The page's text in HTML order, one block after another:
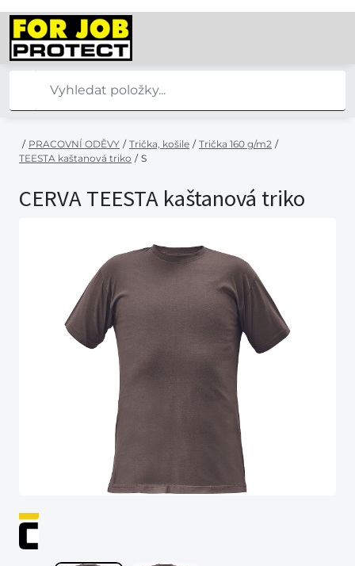
/ PRACOVNÍ ODĚVY / Trička, košile / Trička 160 g/m2 /
TEESTA kaštanová triko / S
CERVA TEESTA kaštanová triko